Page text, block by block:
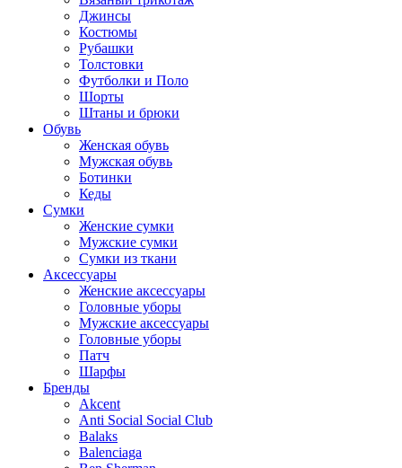
Джинсы
Костюмы
Рубашки
Толстовки
Футболки и Поло
Шорты
Штаны и брюки
Обувь
Женская обувь
Мужская обувь
Ботинки
Кеды
Сумки
Женские сумки
Мужские сумки
Сумки из ткани
Аксессуары
Женские аксессуары
Головные уборы
Мужские аксессуары
Головные уборы
Патч
Шарфы
Бренды
Akcent
Anti Social Social Club
Balaks
Balenciaga